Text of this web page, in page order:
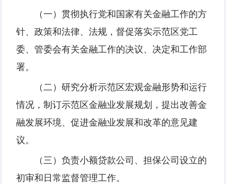
（一）贯彻执行党和国家有关金融工作的方
针、政策和法律、法规，督促落实示范区党工
委、管委会有关金融工作的决议、决定和工作部
署。
（二）研究分析示范区宏观金融形势和运行
情况，制订示范区金融业发展规划，提出改善金
融发展环境、促进金融业发展和改革的意见建
议。
（三）负责小额贷款公司、担保公司设立的
初审和日常监督管理工作。